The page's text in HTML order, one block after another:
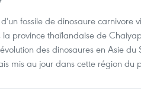
fossile de dinosaure carnivore
la province thaïlandaise de
des dinosaures en Asie du
mis au jour dans cette région du